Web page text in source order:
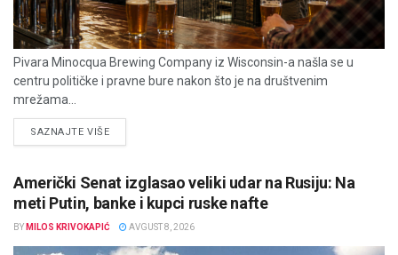
Pivara Minocqua Brewing Company iz Wisconsin-a našla se u
centru političke i pravne bure nakon što je na društvenim
mrežama...
SAZNAJTE VIŠEDETAILS
Američki Senat izglasao veliki udar na Rusiju: Na
meti Putin, banke i kupci ruske nafte
BY MILOS KRIVOKAPIĆ AVGUST 8, 2026